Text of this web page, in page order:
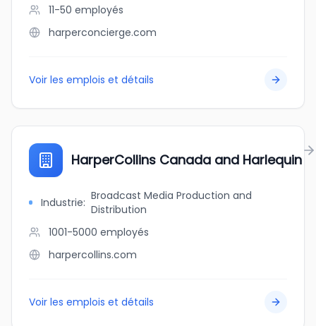
11-50 employés
harperconcierge.com
Voir les emplois et détails
HarperCollins Canada and Harlequin
Industrie: Broadcast Media Production and
Distribution
1001-5000 employés
harpercollins.com
Voir les emplois et détails